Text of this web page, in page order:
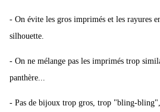
- On évite les gros imprimés et les rayures
silhouette.
- On ne mélange pas les imprimés trop
panthère...
- Pas de bijoux trop gros, trop "bling-